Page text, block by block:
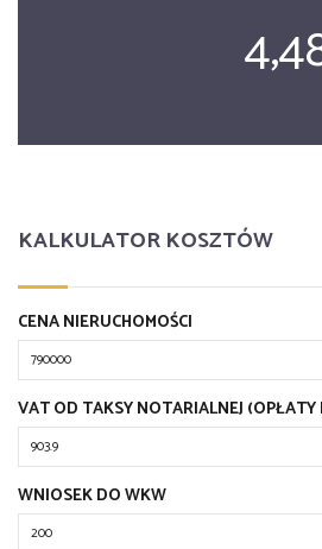
KALKULATOR KOSZTÓW
CENA NIERUCHOMOŚCI
VAT OD TAKSY NOTARIALNEJ (OPŁATY
WNIOSEK DO WKW